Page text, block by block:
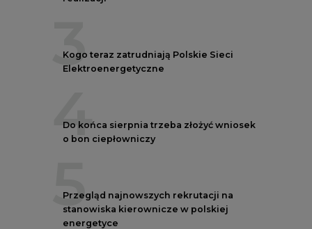
3
Kogo teraz zatrudniają Polskie Sieci
Elektroenergetyczne
4
Do końca sierpnia trzeba złożyć wniosek
o bon ciepłowniczy
5
Przegląd najnowszych rekrutacji na
stanowiska kierownicze w polskiej
energetyce